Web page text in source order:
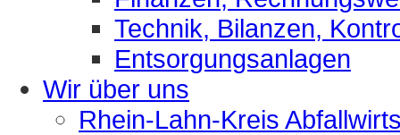
Technik, Bilanzen,
Entsorgungsanlagen
Wir über uns
Rhein-Lahn-Kreis